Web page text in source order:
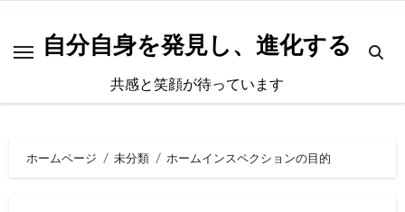
自分自身を発見し、進化する
共感と笑顔が待っています
ホームページ 未分類 ホームインスペクションの目的